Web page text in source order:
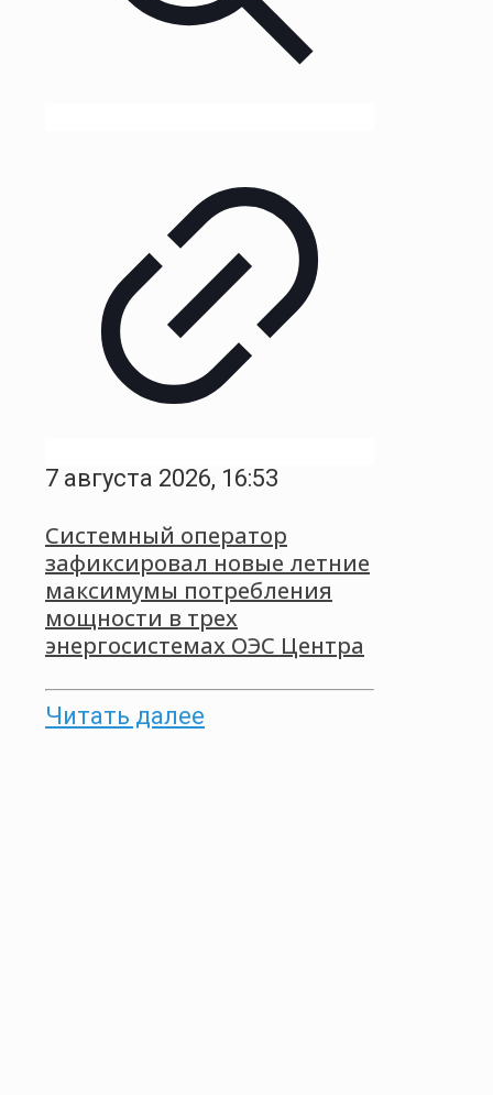
7 августа 2026, 16:53
Системный оператор
зафиксировал новые летние
максимумы потребления
мощности в трех
энергосистемах ОЭС Центра
Читать далее